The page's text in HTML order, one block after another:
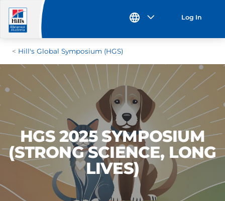
Log In
Hill's Global Symposium (HGS)
HGS 2025 SYMPOSIUM
(STRONG SCIENCE, LONG
LIVES)